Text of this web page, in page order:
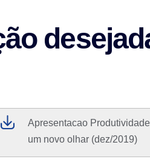
Apresentacao
um novo olhar (dez/2019)